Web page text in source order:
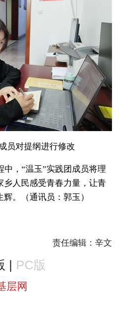
员对提纲进行修改
中，“温玉”实践团成员将理
乡人民感受青春力量，让青
。（通讯员：郭玉）
责任编辑：辛文
| PC版
层网